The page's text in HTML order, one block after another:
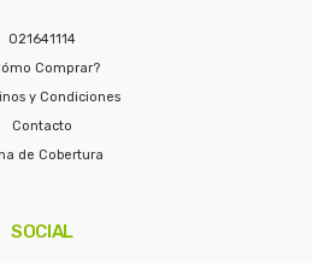
021641114
Comprar?
y Condiciones
Contacto
de Cobertura
SOCIAL